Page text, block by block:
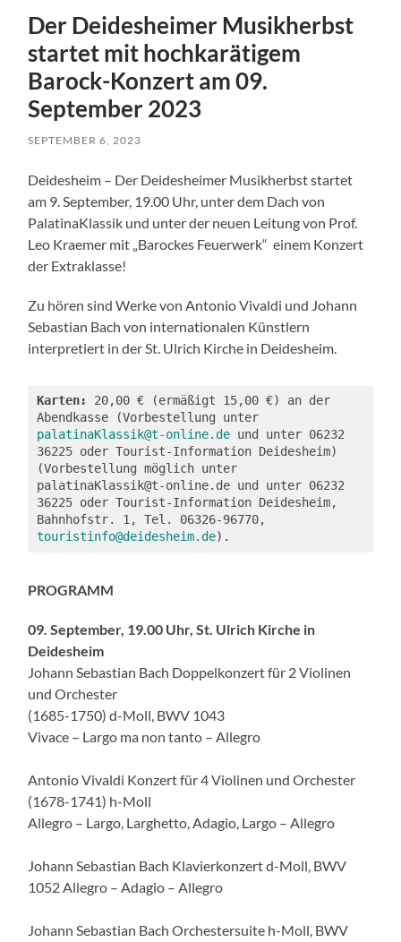
Der Deidesheimer Musikherbst
startet mit hochkarätigem
Barock-Konzert am 09.
September 2023
SEPTEMBER 6, 2023
Deidesheim – Der Deidesheimer Musikherbst startet
am 9. September, 19.00 Uhr, unter dem Dach von
PalatinaKlassik und unter der neuen Leitung von Prof.
Leo Kraemer mit „Barockes Feuerwerk“ einem Konzert
der Extraklasse!
Zu hören sind Werke von Antonio Vivaldi und Johann
Sebastian Bach von internationalen Künstlern
interpretiert in der St. Ulrich Kirche in Deidesheim.
Karten:
20,00 € (ermäßigt 15,00 €) an der
Abendkasse (Vorbestellung unter
palatinaKlassik@t-online.de und unter 06232
36225 oder Tourist-Information Deidesheim)
(Vorbestellung möglich unter
palatinaKlassik@t-online.de und unter 06232
36225 oder Tourist-Information Deidesheim,
touristinfo@deidesheim.de).
PROGRAMM
09. September, 19.00 Uhr, St. Ulrich Kirche in
Deidesheim
Johann Sebastian Bach Doppelkonzert für 2 Violinen
und Orchester
(1685-1750) d-Moll, BWV 1043
Vivace – Largo ma non tanto – Allegro
Antonio Vivaldi Konzert für 4 Violinen und Orchester
(1678-1741) h-Moll
Allegro – Largo, Larghetto, Adagio, Largo – Allegro
Johann Sebastian Bach Klavierkonzert d-Moll, BWV
1052 Allegro – Adagio – Allegro
Johann Sebastian Bach Orchestersuite h-Moll, BWV